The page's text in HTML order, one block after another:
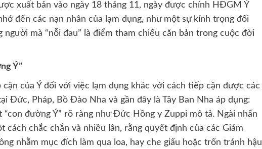
xuất bản vào ngày 18 tháng 11, ngày được chính HĐGM Ý
đến các nạn nhân của lạm dụng, như một sự kính trọng đối
người mà “nỗi đau” là điểm tham chiếu căn bản trong cuộc đời
Ý”
cận của Ý đối với việc lạm dụng khác với cách tiếp cận được các
Đức, Pháp, Bồ Đào Nha và gần đây là Tây Ban Nha áp dụng:
“con đường Ý” rõ ràng như Đức Hồng y Zuppi mô tả. Ngài nhấn
cách chắc chắn và nhiều lần, rằng quyết định của các Giám
nhằm mục đích làm qua loa, hay che giấu hoặc trốn tránh hậu